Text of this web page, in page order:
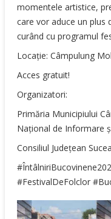
momentele artistice,
care vor aduce un plus
curând cu programul
Locație: Câmpulung
Acces gratuit!
Organizatori:
Primăria Municipiului
Național de Informare
Consiliul Județean
#FestivalDeFolclor